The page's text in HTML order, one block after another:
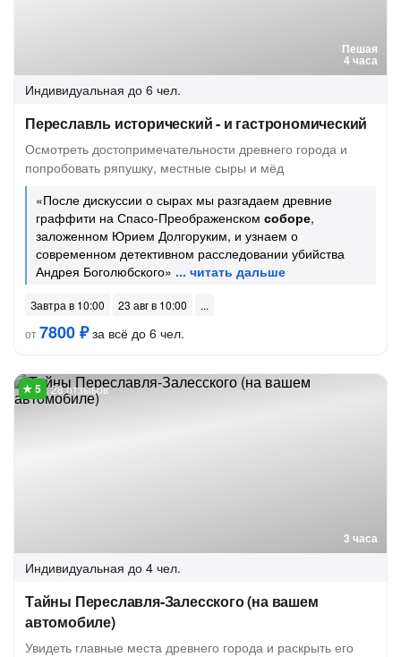
Пешая
4 часа
Индивидуальная до 6 чел.
Переславль исторический - и гастрономический
Осмотреть достопримечательности древнего города и
попробовать ряпушку, местные сыры и мёд
«После дискуссии о сырах мы разгадаем древние
граффити на Спасо-Преображенском соборе,
заложенном Юрием Долгоруким, и узнаем о
современном детективном расследовании убийства
Андрея Боголюбского»
Завтра в 10:00
23 авг в 10:00
от7800 ₽за всё до 6 чел.
3 часа
28 отзывов
Индивидуальная до 4 чел.
Тайны Переславля-Залесского (на вашем
автомобиле)
Увидеть главные места древнего города и раскрыть его